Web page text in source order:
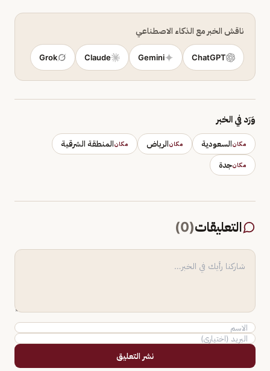
ناقش الخبر مع الذكاء الاصطناعي
ChatGPT
Gemini
Claude
Grok
وَرَد في الخبر
مكانالسعودية مكانالرياض مكانالمنطقة الشرقية
مكانجدة
التعليقات(
0
)
نشر التعليق